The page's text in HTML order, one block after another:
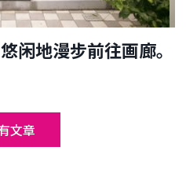
闲地漫步前往画廊。
文章